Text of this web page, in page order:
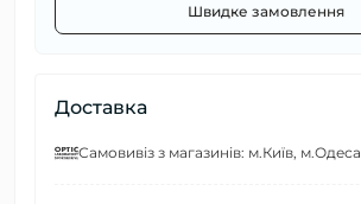
Швидке замовлення
Доставка
Самовивіз з магазинів: м.Київ, м.Одеса